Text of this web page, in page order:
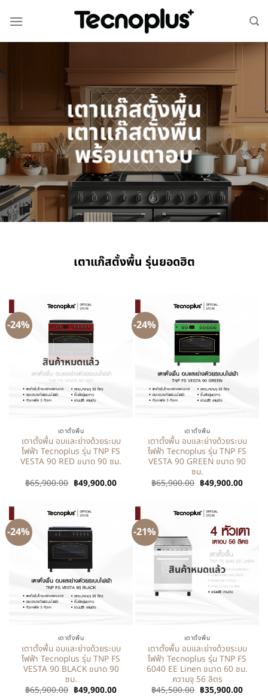
เตาแก๊สตั้งพื้น
เตาแก๊สตั้งพื้น
พร้อมเตาอบ
เตาแก๊สตั้งพื้น รุ่นยอดฮิต
-24%
สินค้าหมดแล้ว
เตาตั้งพื้น
เตาตั้งพื้น อบและย่างด้วยระบบ
ไฟฟ้า Tecnoplus รุ่น TNP FS
VESTA 90 RED ขนาด 90 ซม.
฿65,900.00 ฿49,900.00
-24%
เตาตั้งพื้น
เตาตั้งพื้น อบและย่างด้วยระบบ
ไฟฟ้า Tecnoplus รุ่น TNP FS
VESTA 90 GREEN ขนาด 90
ซม.
฿65,900.00 ฿49,900.00
-24%
เตาตั้งพื้น
เตาตั้งพื้น อบและย่างด้วยระบบ
ไฟฟ้า Tecnoplus รุ่น TNP FS
VESTA 90 BLACK ขนาด 90
ซม.
฿65,900.00 ฿49,900.00
-21%
สินค้าหมดแล้ว
เตาตั้งพื้น
เตาตั้งพื้น อบและย่างด้วยระบบ
ไฟฟ้า Tecnoplus รุ่น TNP FS
6040 EE Linen ขนาด 60 ซม.
ความจุ 56 ลิตร
฿45,500.00 ฿35,900.00